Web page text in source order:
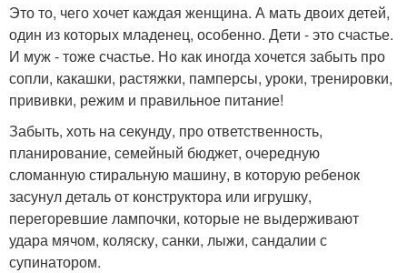
Это то, чего хочет каждая женщина. А мать двоих детей,
один из которых младенец, особенно. Дети - это счастье.
И муж - тоже счастье. Но как иногда хочется забыть про
сопли, какашки, растяжки, памперсы, уроки, тренировки,
прививки, режим и правильное питание!
Забыть, хоть на секунду, про ответственность,
планирование, семейный бюджет, очередную
сломанную стиральную машину, в которую ребенок
засунул деталь от конструктора или игрушку,
перегоревшие лампочки, которые не выдерживают
удара мячом, коляску, санки, лыжи, сандалии с
супинатором.